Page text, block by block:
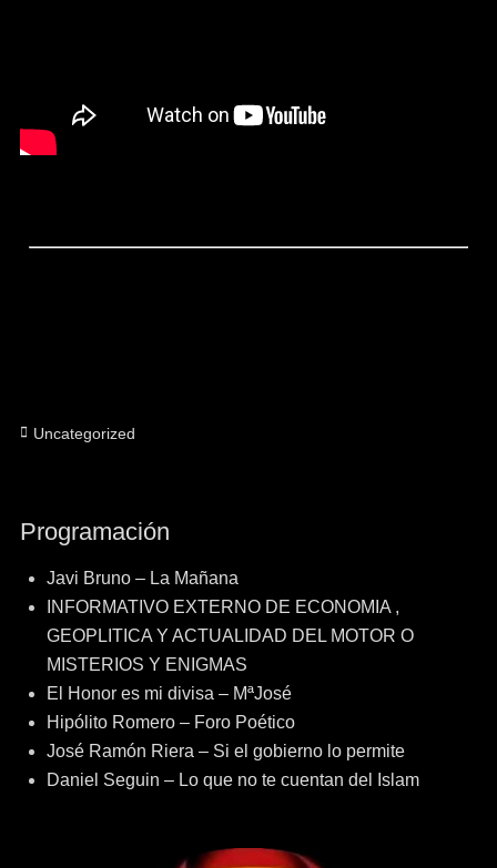
Categorías
Uncategorized
Programación
Javi Bruno – La Mañana
INFORMATIVO EXTERNO DE ECONOMIA ,
GEOPLITICA Y ACTUALIDAD DEL MOTOR O
MISTERIOS Y ENIGMAS
El Honor es mi divisa – MªJosé
Hipólito Romero – Foro Poético
José Ramón Riera – Si el gobierno lo permite
Daniel Seguin – Lo que no te cuentan del Islam